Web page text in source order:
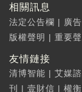
相關訊息
法定公告欄 | 廣
版權聲明 | 重要
友情鏈接
清博智能 | 艾媒
刊
| 壹財信 | 權